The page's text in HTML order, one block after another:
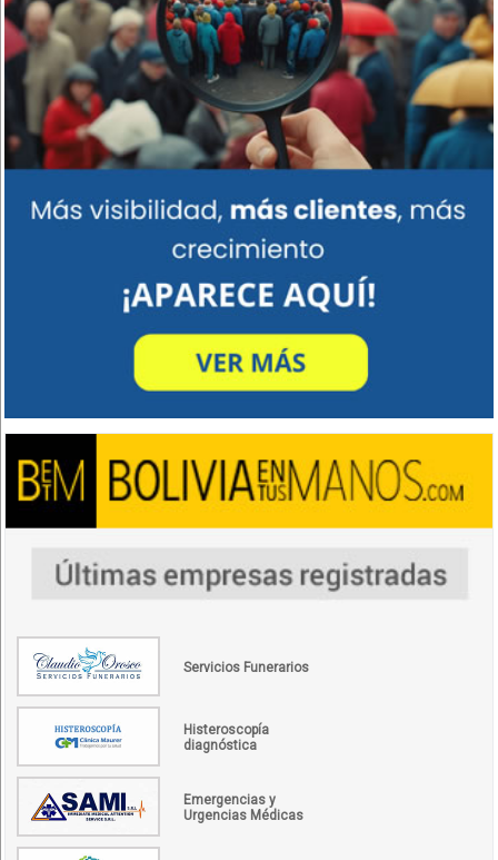
Servicios Funerarios
Histeroscopía
diagnóstica
Emergencias y
Urgencias Médicas